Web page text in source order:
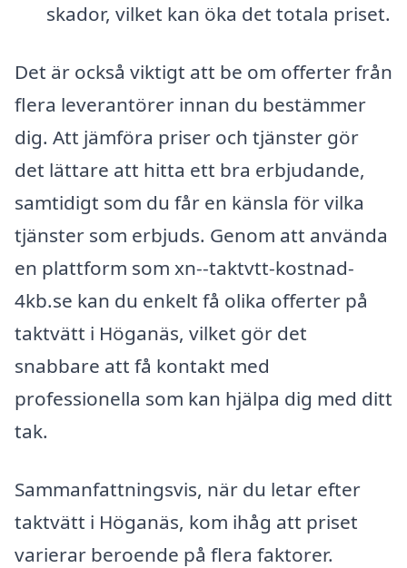
skador, vilket kan öka det totala priset.
Det är också viktigt att be om offerter från
flera leverantörer innan du bestämmer
dig. Att jämföra priser och tjänster gör
det lättare att hitta ett bra erbjudande,
samtidigt som du får en känsla för vilka
tjänster som erbjuds. Genom att använda
en plattform som xn--taktvtt-kostnad-
4kb.se kan du enkelt få olika offerter på
taktvätt i Höganäs, vilket gör det
snabbare att få kontakt med
professionella som kan hjälpa dig med ditt
tak.
Sammanfattningsvis, när du letar efter
taktvätt i Höganäs, kom ihåg att priset
varierar beroende på flera faktorer.